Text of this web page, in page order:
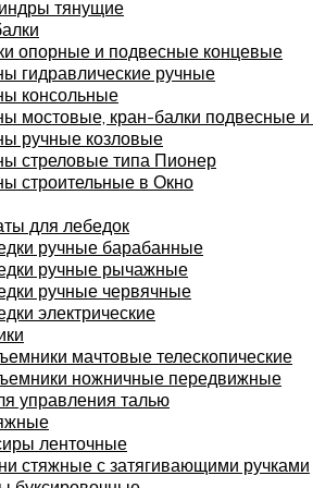
тянущие
опорные и подвесные концевые
гидравлические ручные
консольные
мостовые, кран-балки подвесные
ручные козловые
стреловые типа Пионер
строительные в Окно
для лебедок
ручные барабанные
ручные рычажные
ручные червячные
электрические
мачтовые телескопические
ножничные передвижные
управления талью
ленточные
стяжные с затягивающими ручками